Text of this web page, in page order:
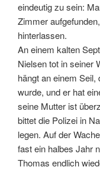
eindeutig zu sein:
Zimmer
hinterlassen.
An einem kalten
Nielsen tot in seiner
hängt an einem
wurde, und er hat
seine Mutter ist
bittet die Polizei in
legen. Auf der
fast ein halbes Jahr
Thomas endlich